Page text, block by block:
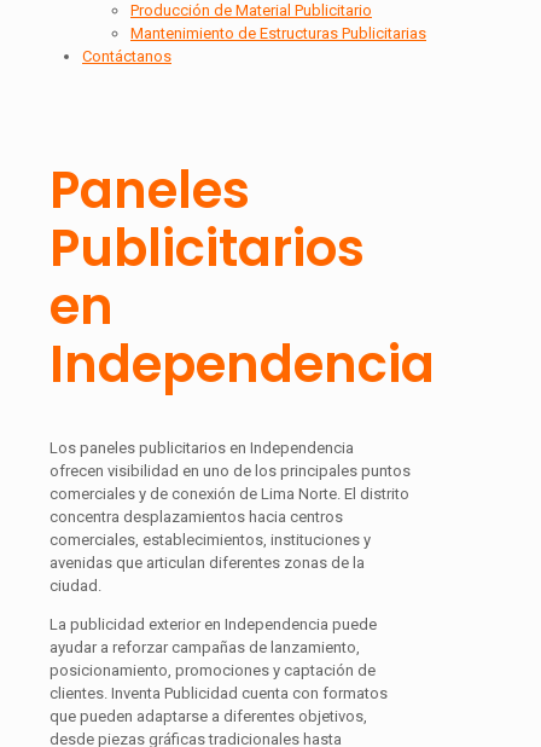
Producción de Material Publicitario
Mantenimiento de Estructuras Publicitarias
Contáctanos
Paneles
Publicitarios
en
Independencia
Los paneles publicitarios en Independencia
ofrecen visibilidad en uno de los principales puntos
comerciales y de conexión de Lima Norte. El distrito
concentra desplazamientos hacia centros
comerciales, establecimientos, instituciones y
avenidas que articulan diferentes zonas de la
ciudad.
La publicidad exterior en Independencia puede
ayudar a reforzar campañas de lanzamiento,
posicionamiento, promociones y captación de
clientes. Inventa Publicidad cuenta con formatos
que pueden adaptarse a diferentes objetivos,
desde piezas gráficas tradicionales hasta